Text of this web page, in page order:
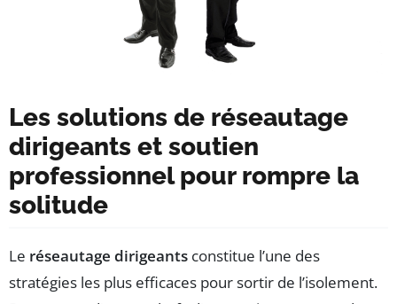
Les solutions de réseautage
dirigeants et soutien
professionnel pour rompre la
solitude
Le réseautage dirigeants constitue l’une des
stratégies les plus efficaces pour sortir de l’isolement.